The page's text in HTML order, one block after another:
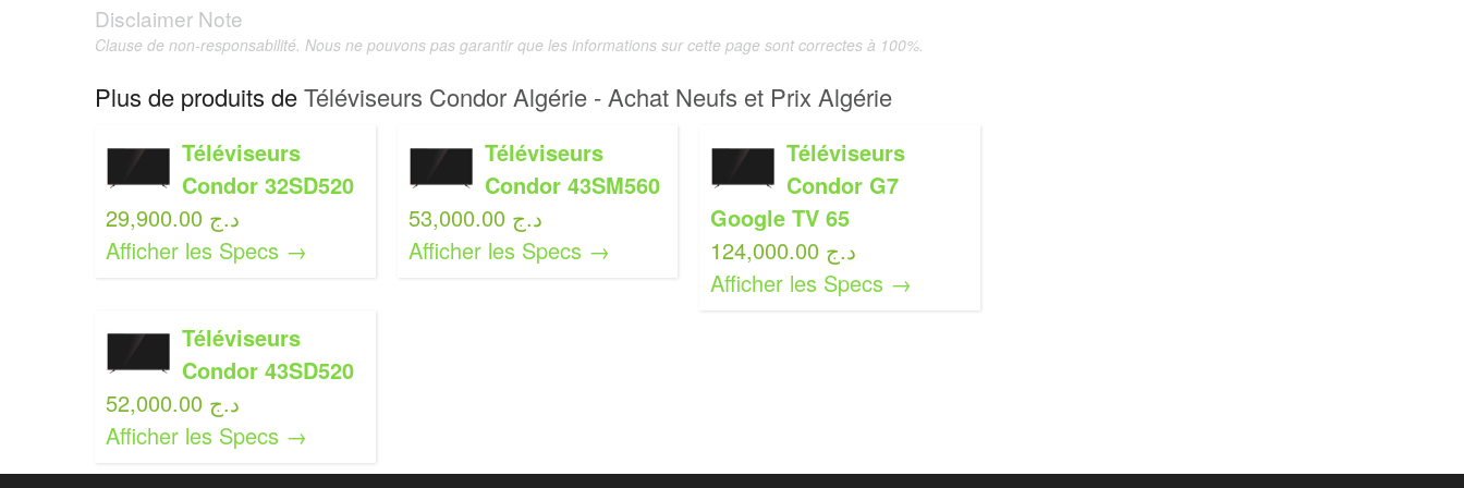
Disclaimer Note
Clause de non-responsabilité. Nous ne pouvons pas garantir que les informations sur cette page sont correctes à 100%.
Plus de produits deTéléviseurs Condor Algérie - Achat Neufs et Prix Algérie
Téléviseurs
Condor 32SD520
29,900.00 د.ج
Afficher les Specs →
Téléviseurs
Condor 43SM560
53,000.00 د.ج
Afficher les Specs →
Téléviseurs
Condor G7
Google TV 65
124,000.00 د.ج
Afficher les Specs →
Téléviseurs
Condor 43SD520
52,000.00 د.ج
Afficher les Specs →